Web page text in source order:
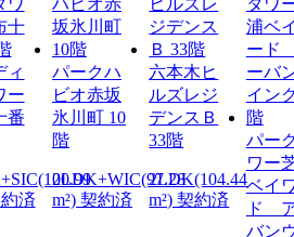
ィ
ー
番
済
パークハ
ビオ赤坂
氷川町 10
階
2LDK+WIC(97.28
m²) 契約済
六本木ヒ
ルズレジ
デンスＢ
33階
2LDK(104.44
m²) 契約済
パー
ワー
ベイ
ド
バン